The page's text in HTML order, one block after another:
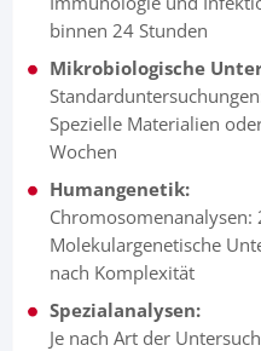
binnen 24 Stunden
Mikrobiologische
Spezielle Materialien
Wochen
Humangenetik:
Chromosomenanalysen:
Molekulargenetische
nach Komplexität
Spezialanalysen:
Je nach Art der